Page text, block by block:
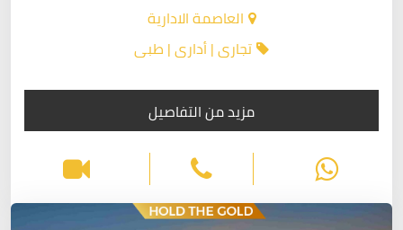
العاصمة الادارية
تجارى | أدارى | طبى
مزيد من التفاصيل